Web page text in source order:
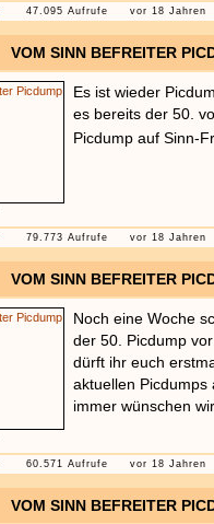
47.095 Aufrufe vor 18 Jahren
VOM SINN BEFREITER
Es ist wieder
es bereits der 50.
Picdump auf Sinn-
79.773 Aufrufe vor 18 Jahren
VOM SINN BEFREITER
Noch eine Woche
der 50. Picdump
dürft ihr euch
aktuellen Picdumps
immer wünschen
60.571 Aufrufe vor 18 Jahren
VOM SINN BEFREITER